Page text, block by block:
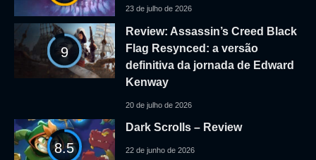
23 de julho de 2026
9
Review: Assassin’s Creed Black
Flag Resynced: a versão
definitiva da jornada de Edward
Kenway
20 de julho de 2026
8.5
Dark Scrolls – Review
22 de junho de 2026